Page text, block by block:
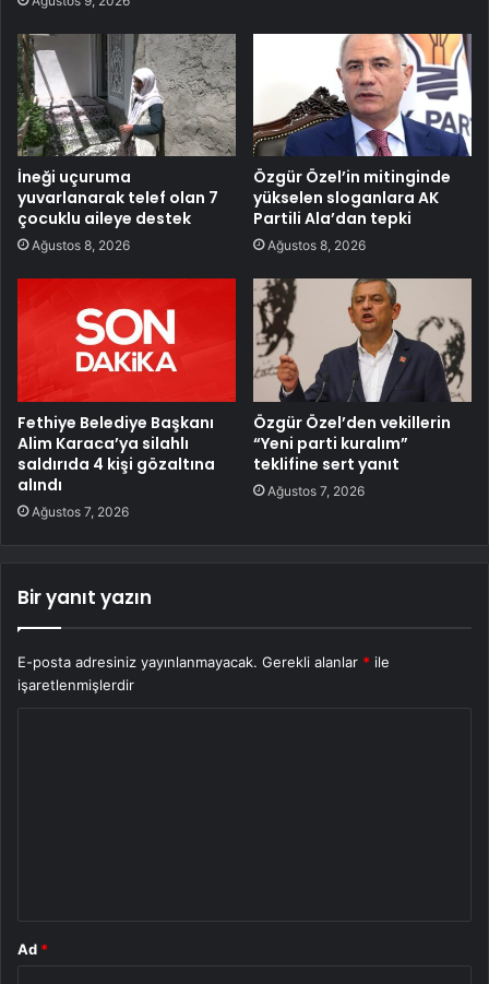
İneği uçuruma
yuvarlanarak telef olan 7
çocuklu aileye destek
Ağustos 8, 2026
Özgür Özel’in mitinginde
yükselen sloganlara AK
Partili Ala’dan tepki
Ağustos 8, 2026
Fethiye Belediye Başkanı
Alim Karaca’ya silahlı
saldırıda 4 kişi gözaltına
alındı
Ağustos 7, 2026
Özgür Özel’den vekillerin
“Yeni parti kuralım”
teklifine sert yanıt
Ağustos 7, 2026
Bir yanıt yazın
E-posta adresiniz yayınlanmayacak. Gerekli alanlar * ile
işaretlenmişlerdir
Ad *